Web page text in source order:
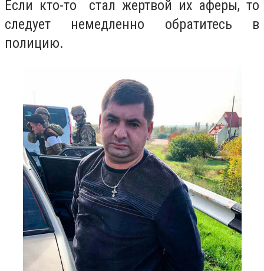
Если кто-то стал жертвой их аферы, то
следует немедленно обратитесь в
полицию.